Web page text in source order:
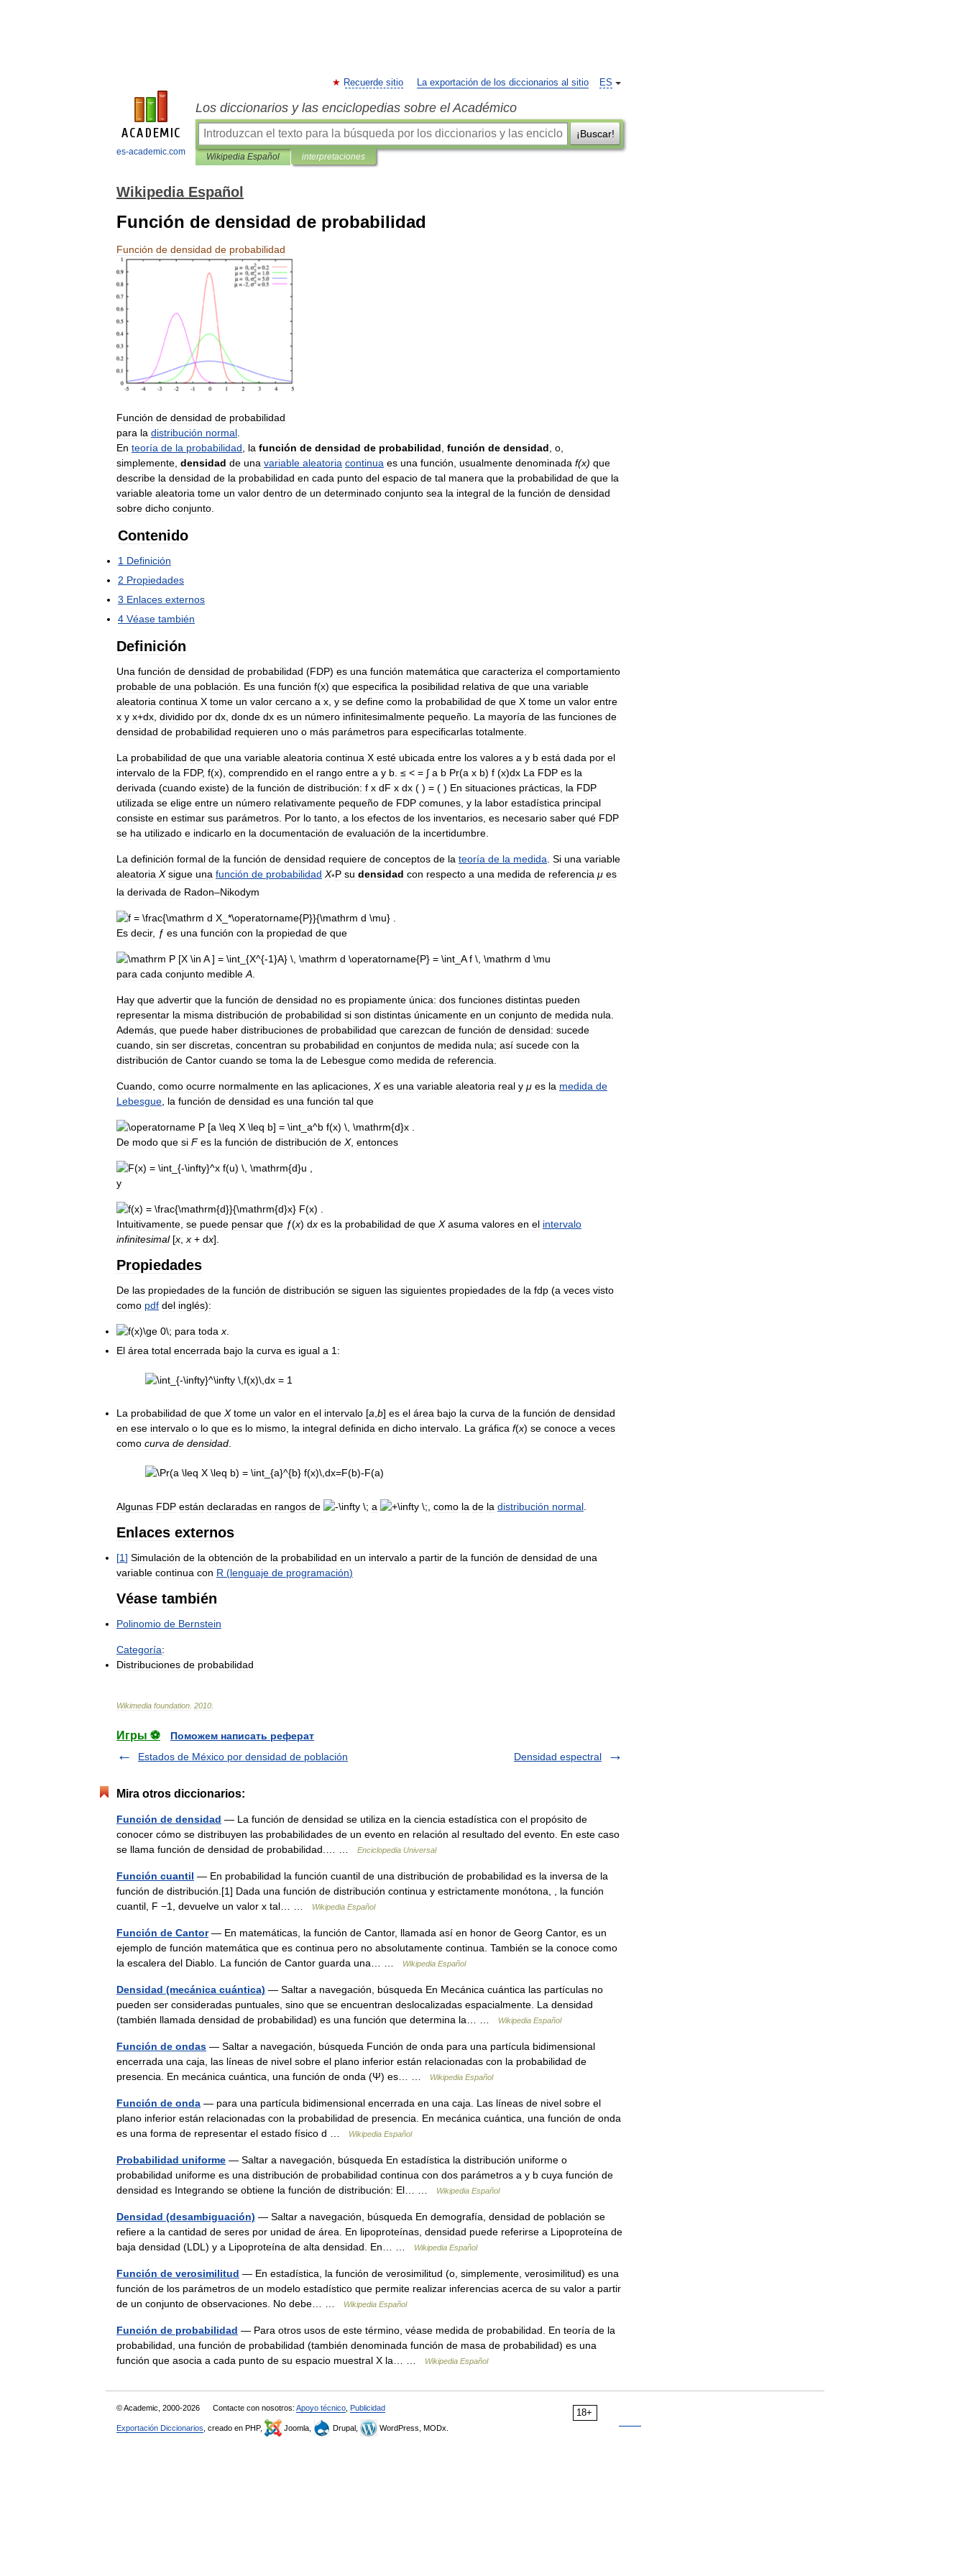
es-academic.com
ES
Recuerde sitio La exportación de los diccionarios al sitio
Los diccionarios y las enciclopedias sobre el Académico
¡Buscar!
Wikipedia Español interpretaciones
Wikipedia Español
Función de densidad de probabilidad
Función de densidad de probabilidad
Función de densidad de probabilidad
para la distribución normal
En teoría de la probabilidad la función de densidad de probabilidad función de densidad o
simplemente densidad de una variable aleatoria continua es una función usualmente denominada f(x) que
describe la densidad de la probabilidad en cada punto del espacio de tal manera que la probabilidad de que la
variable aleatoria tome un valor dentro de un determinado conjunto sea la integral de la función de densidad
sobre dicho conjunto
Contenido
1 Definición
2 Propiedades
3 Enlaces externos
4 Véase también
Definición
Una función de densidad de probabilidad (FDP) es una función matemática que caracteriza el comportamiento
probable de una población Es una función f(x) que especifica la posibilidad relativa de que una variable
aleatoria continua X tome un valor cercano a x y se define como la probabilidad de que X tome un valor entre
x y x+dx dividido por dx donde dx es un número infinitesimalmente pequeño La mayoría de las funciones de
densidad de probabilidad requieren uno o más parámetros para especificarlas totalmente
La probabilidad de que una variable aleatoria continua X esté ubicada entre los valores a y b está dada por el
intervalo de la FDP, f(x), comprendido en el rango entre a y b ≤ < = ∫ a b Pr(a x b) f (x)dx La FDP es la
derivada (cuando existe) de la función de distribución: f x dF x dx ( ) = ( ) En situaciones prácticas la FDP
utilizada se elige entre un número relativamente pequeño de FDP comunes y la labor estadística principal
consiste en estimar sus parámetros Por lo tanto a los efectos de los inventarios es necesario saber qué FDP
se ha utilizado e indicarlo en la documentación de evaluación de la incertidumbre
La definición formal de la función de densidad requiere de conceptos de la teoría de la medida Si una variable
aleatoria X sigue una función de probabilidad X*P su densidad con respecto a una medida de referencia μ es
la derivada de Radon–Nikodym
Es decir, ƒ es una función con la propiedad de que
para cada conjunto medible A
Hay que advertir que la función de densidad no es propiamente única: dos funciones distintas pueden
representar la misma distribución de probabilidad si son distintas únicamente en un conjunto de medida nula
Además que puede haber distribuciones de probabilidad que carezcan de función de densidad: sucede
cuando sin ser discretas concentran su probabilidad en conjuntos de medida nula; así sucede con la
distribución de Cantor cuando se toma la de Lebesgue como medida de referencia
Cuando como ocurre normalmente en las aplicaciones X es una variable aleatoria real y μ es la medida de
Lebesgue la función de densidad es una función tal que
De modo que si F es la función de distribución de X, entonces
y
Intuitivamente se puede pensar que ƒ(x) dx es la probabilidad de que X asuma valores en el intervalo
infinitesimal[x x + dx].
Propiedades
De las propiedades de la función de distribución se siguen las siguientes propiedades de la fdp (a veces visto
como pdf del inglés):
para toda x
El área total encerrada bajo la curva es igual a 1:
La probabilidad de que X tome un valor en el intervalo [a b] es el área bajo la curva de la función de densidad
en ese intervalo o lo que es lo mismo la integral definida en dicho intervalo La gráfica f(x) se conoce a veces
como curva de densidad
Algunas FDP están declaradas en rangos de a como la de la distribución normal
Enlaces externos
[1] Simulación de la obtención de la probabilidad en un intervalo a partir de la función de densidad de una
variable continua con R (lenguaje de programación)
Véase también
Polinomio de Bernstein
Categoría:
Distribuciones de probabilidad
Wikimedia foundation 2010
Игры ⚽
Поможем написать реферат
Estados de México por densidad de población
Densidad espectral
Mira otros diccionarios:
Función de densidad — La función de densidad se utiliza en la ciencia estadística con el propósito de
conocer cómo se distribuyen las probabilidades de un evento en relación al resultado del evento. En este caso
se llama función de densidad de probabilidad.… …
Enciclopedia Universal
Función cuantil — En probabilidad la función cuantil de una distribución de probabilidad es la inversa de la
función de distribución.[1] Dada una función de distribución continua y estrictamente monótona, , la función
cuantil, F −1, devuelve un valor x tal… …
Wikipedia Español
Función de Cantor— En matemáticas, la función de Cantor, llamada así en honor de Georg Cantor, es un
ejemplo de función matemática que es continua pero no absolutamente continua. También se la conoce como
la escalera del Diablo. La función de Cantor guarda una… …
Wikipedia Español
Densidad (mecánica cuántica) — Saltar a navegación, búsqueda En Mecánica cuántica las partículas no
pueden ser consideradas puntuales, sino que se encuentran deslocalizadas espacialmente. La densidad
(también llamada densidad de probabilidad) es una función que determina la… …
Wikipedia Español
Función de ondas — Saltar a navegación, búsqueda Función de onda para una partícula bidimensional
encerrada una caja, las líneas de nivel sobre el plano inferior están relacionadas con la probabilidad de
presencia. En mecánica cuántica, una función de onda (Ψ) es… …
Wikipedia Español
Función de onda — para una partícula bidimensional encerrada en una caja. Las líneas de nivel sobre el
plano inferior están relacionadas con la probabilidad de presencia. En mecánica cuántica, una función de onda
es una forma de representar el estado físico d …
Wikipedia Español
Probabilidad uniforme — Saltar a navegación, búsqueda En estadística la distribución uniforme o
probabilidad uniforme es una distribución de probabilidad continua con dos parámetros a y b cuya función de
densidad es Integrando se obtiene la función de distribución: El… …
Wikipedia Español
Densidad (desambiguación) — Saltar a navegación, búsqueda En demografía, densidad de población se
refiere a la cantidad de seres por unidad de área. En lipoproteínas, densidad puede referirse a Lipoproteína de
baja densidad (LDL) y a Lipoproteína de alta densidad. En… …
Wikipedia Español
Función de verosimilitud — En estadística, la función de verosimilitud (o, simplemente, verosimilitud) es una
función de los parámetros de un modelo estadístico que permite realizar inferencias acerca de su valor a partir
de un conjunto de observaciones. No debe… …
Wikipedia Español
Función de probabilidad — Para otros usos de este término, véase medida de probabilidad. En teoría de la
probabilidad, una función de probabilidad (también denominada función de masa de probabilidad) es una
función que asocia a cada punto de su espacio muestral X la… …
Wikipedia Español
18+
© Academic, 2000-2026 Contacte con nosotros: Apoyo técnico Publicidad
Exportación Diccionarios , creado en PHP, Joomla, Drupal, WordPress, MODx.